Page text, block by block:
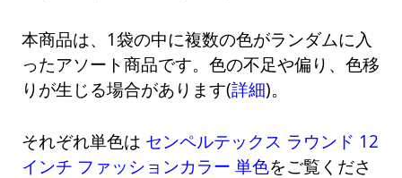
本商品は、1袋の中に複数の色がランダムに入
ったアソート商品です。色の不足や偏り、色移
りが生じる場合があります(詳細)。
それぞれ単色は センペルテックス ラウンド 12
インチ ファッションカラー 単色をご覧くださ